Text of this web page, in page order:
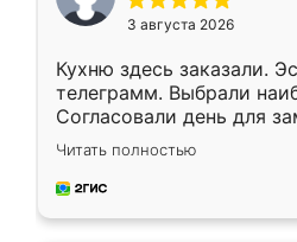
3 августа 2026
Кухню здесь заказали.
телеграмм. Выбрали
Согласовали день для
недели кухня была уже
довольны работой.
мебель за качественную
Читать полностью